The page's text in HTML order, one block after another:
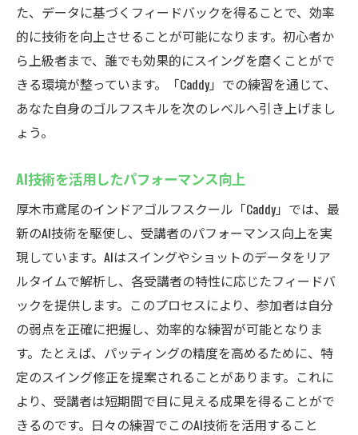
た、データに基づくフィードバックを得ることで、効率
的に技術を向上させることが可能になります。初心者か
ら上級者まで、誰でも効果的にスイングを磨くことがで
きる環境が整っています。「Caddy」での練習を通じて、
あなた自身のゴルフスキルを次のレベルへ引き上げまし
ょう。
AI技術を活用したパフォーマンス向上
厚木市鳶尾のインドアゴルフスクール「Caddy」では、最
新のAI技術を駆使し、受講者のパフォーマンス向上を実
現しています。AIはスイングやショットのデータをリア
ルタイムで解析し、各受講者の特性に応じたフィードバ
ックを提供します。このプロセスにより、参加者は自分
の弱点を正確に把握し、効率的な練習が可能となりま
す。たとえば、パッティングの精度を高めるために、特
定のスイング修正を提案されることがあります。これに
より、受講者は短期間で目に見える成果を得ることがで
きるのです。日々の練習でこのAI技術を活用すること